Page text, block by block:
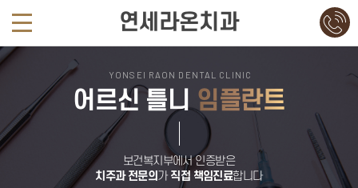
연세라온치과
YONSEI RAON DENTAL CLINIC
어르신 틀니임플란트
보건복지부에서 인증받은
치주과 전문의가 직접 책임진료합니다